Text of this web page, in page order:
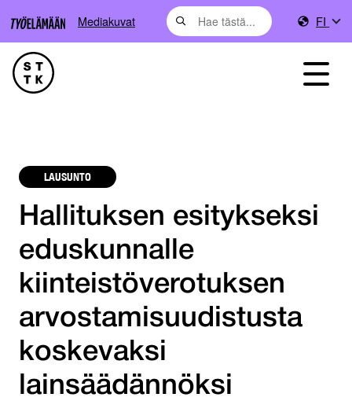
Mediakuvat FI
LAUSUNTO
Hallituksen esitykseksi
eduskunnalle
kiinteistöverotuksen
arvostamisuudistusta
koskevaksi
lainsäädännöksi